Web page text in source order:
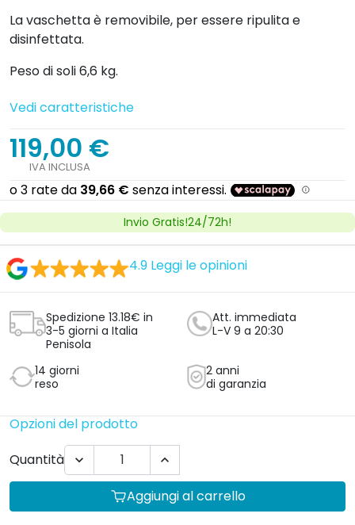
La vaschetta è removibile, per essere ripulita e
disinfettata.
Peso di soli 6,6 kg.
Vedi caratteristiche
119,00 €
IVA INCLUSA
Invio Gratis!24/72h!
4.9 Leggi le opinioni
Spedizione 13.18€ in
3-5 giorni a Italia
Penisola
Att. immediata
L-V 9 a 20:30
14 giorni
reso
2 anni
di garanzia
Opzioni del prodotto
Quantità
 
Aggiungi al carrello